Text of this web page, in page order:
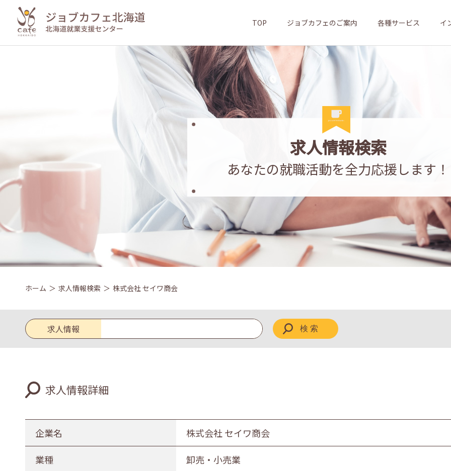
TOP ジョブカフェのご案内 各種サービス イ
求人情報検索
あなたの就職活動を全力応援します！
ホーム 求人情報検索 株式会社 セイワ商会
求人情報
求人区分
業種
農林水産業 建設業
求人情報詳細
企業名 株式会社 セイワ商会
業種 卸売・小売業